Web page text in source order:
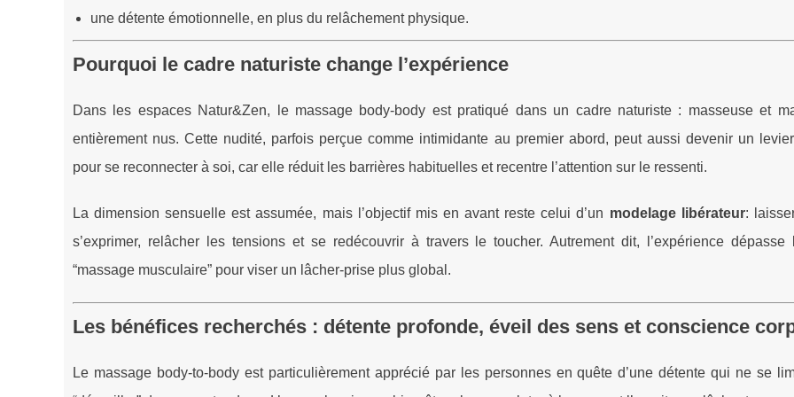
une détente émotionnelle, en plus du relâchement physique.
Pourquoi le cadre naturiste change l’expérience
Dans les espaces Natur&Zen, le massage body-body est pratiqué dans un cadre naturiste : masseuse et
entièrement nus. Cette nudité, parfois perçue comme intimidante au premier abord, peut aussi devenir un
pour se reconnecter à soi, car elle réduit les barrières habituelles et recentre l’attention sur le ressenti.
La dimension sensuelle est assumée, mais l’objectif mis en avant reste celui d’un modelage libérateur:
s’exprimer, relâcher les tensions et se redécouvrir à travers le toucher. Autrement dit, l’expérience dépasse
“massage musculaire” pour viser un lâcher-prise plus global.
Les bénéfices recherchés : détente profonde, éveil des sens et conscience
Le massage body-to-body est particulièrement apprécié par les personnes en quête d’une détente qui ne se